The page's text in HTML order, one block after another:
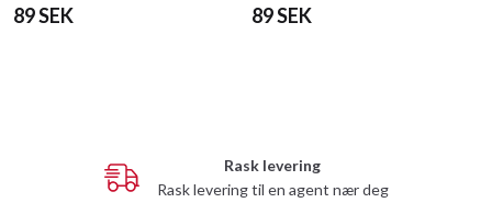
89 SEK 89 SEK
Rask levering
Rask levering til en agent nær deg